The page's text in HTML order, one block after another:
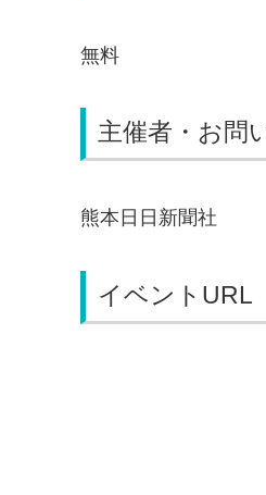
無料
主催者・お問
熊本日日新聞社
イベントURL